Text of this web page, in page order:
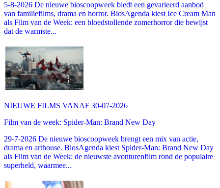
5-8-2026 De nieuwe bioscoopweek biedt een gevarieerd aanbod
van familiefilms, drama en horror. BiosAgenda kiest Ice Cream Man
als Film van de Week: een bloedstollende zomerhorror die bewijst
dat de warmste...
NIEUWE FILMS VANAF 30-07-2026
Film van de week: Spider-Man: Brand New Day
29-7-2026 De nieuwe bioscoopweek brengt een mix van actie,
drama en arthouse. BiosAgenda kiest Spider-Man: Brand New Day
als Film van de Week: de nieuwste avonturenfilm rond de populaire
superheld, waarmee...